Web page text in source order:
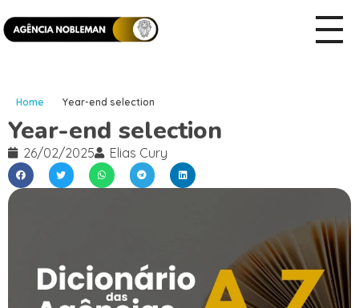
Home Year-end selection
Year-end selection
26/02/2025 Elias Cury